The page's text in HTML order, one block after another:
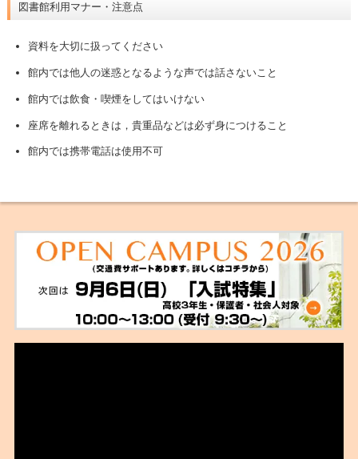
図書館利用マナー・注意点
資料を大切に扱ってください
館内では他人の迷惑となるような声では話さないこと
館内では飲食・喫煙をしてはいけない
座席を離れるときは，貴重品などは必ず身につけること
館内では携帯電話は使用不可